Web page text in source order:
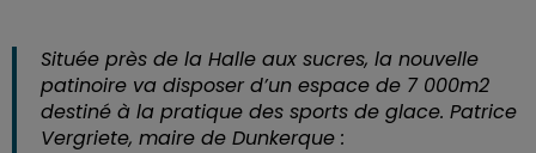
Située près de la Halle aux sucres, la nouvelle
patinoire va disposer d’un espace de 7 000m2
destiné à la pratique des sports de glace. Patrice
Vergriete, maire de Dunkerque :